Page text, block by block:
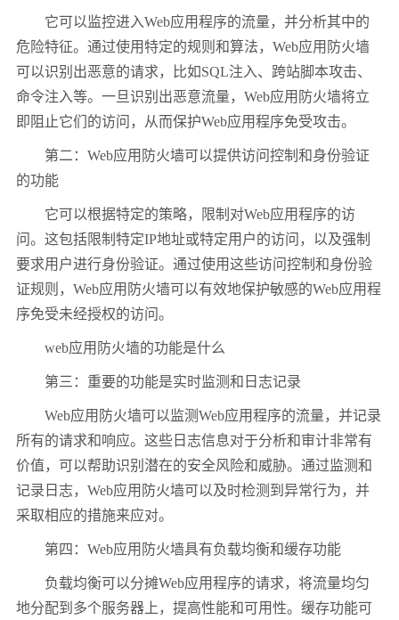
它可以监控进入Web应用程序的流量，并分析其中的
危险特征。通过使用特定的规则和算法，Web应用防火墙
可以识别出恶意的请求，比如SQL注入、跨站脚本攻击、
命令注入等。一旦识别出恶意流量，Web应用防火墙将立
即阻止它们的访问，从而保护Web应用程序免受攻击。
第二：Web应用防火墙可以提供访问控制和身份验证
的功能
它可以根据特定的策略，限制对Web应用程序的访
问。这包括限制特定IP地址或特定用户的访问，以及强制
要求用户进行身份验证。通过使用这些访问控制和身份验
证规则，Web应用防火墙可以有效地保护敏感的Web应用程
序免受未经授权的访问。
web应用防火墙的功能是什么
第三：重要的功能是实时监测和日志记录
Web应用防火墙可以监测Web应用程序的流量，并记录
所有的请求和响应。这些日志信息对于分析和审计非常有
价值，可以帮助识别潜在的安全风险和威胁。通过监测和
记录日志，Web应用防火墙可以及时检测到异常行为，并
采取相应的措施来应对。
第四：Web应用防火墙具有负载均衡和缓存功能
负载均衡可以分摊Web应用程序的请求，将流量均匀
地分配到多个服务器上，提高性能和可用性。缓存功能可